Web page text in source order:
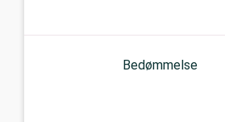
Bedømmelse